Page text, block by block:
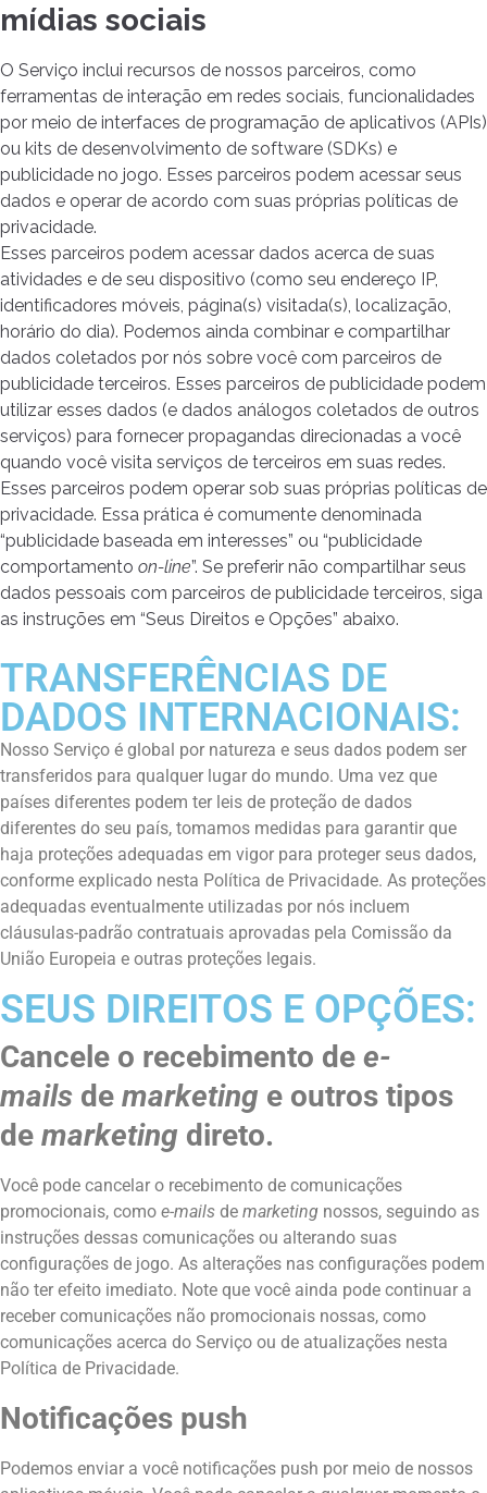
mídias sociais
O Serviço inclui recursos de nossos parceiros, como
ferramentas de interação em redes sociais, funcionalidades
por meio de interfaces de programação de aplicativos (APIs)
ou kits de desenvolvimento de software (SDKs) e
publicidade no jogo. Esses parceiros podem acessar seus
dados e operar de acordo com suas próprias políticas de
privacidade.
Esses parceiros podem acessar dados acerca de suas
atividades e de seu dispositivo (como seu endereço IP,
identificadores móveis, página(s) visitada(s), localização,
horário do dia). Podemos ainda combinar e compartilhar
dados coletados por nós sobre você com parceiros de
publicidade terceiros. Esses parceiros de publicidade podem
utilizar esses dados (e dados análogos coletados de outros
serviços) para fornecer propagandas direcionadas a você
quando você visita serviços de terceiros em suas redes.
Esses parceiros podem operar sob suas próprias políticas de
privacidade. Essa prática é comumente denominada
“publicidade baseada em interesses” ou “publicidade
comportamento on-line”. Se preferir não compartilhar seus
dados pessoais com parceiros de publicidade terceiros, siga
as instruções em “Seus Direitos e Opções” abaixo.
TRANSFERÊNCIAS DE
DADOS INTERNACIONAIS:
Nosso Serviço é global por natureza e seus dados podem ser
transferidos para qualquer lugar do mundo. Uma vez que
países diferentes podem ter leis de proteção de dados
diferentes do seu país, tomamos medidas para garantir que
haja proteções adequadas em vigor para proteger seus dados,
conforme explicado nesta Política de Privacidade. As proteções
adequadas eventualmente utilizadas por nós incluem
cláusulas-padrão contratuais aprovadas pela Comissão da
União Europeia e outras proteções legais.
SEUS DIREITOS E OPÇÕES:
Cancele o recebimento de e-
mails de marketing e outros tipos
de marketing direto.
Você pode cancelar o recebimento de comunicações
promocionais, como e-mails de marketing nossos, seguindo as
instruções dessas comunicações ou alterando suas
configurações de jogo. As alterações nas configurações podem
não ter efeito imediato. Note que você ainda pode continuar a
receber comunicações não promocionais nossas, como
comunicações acerca do Serviço ou de atualizações nesta
Política de Privacidade.
Notificações push
Podemos enviar a você notificações push por meio de nossos